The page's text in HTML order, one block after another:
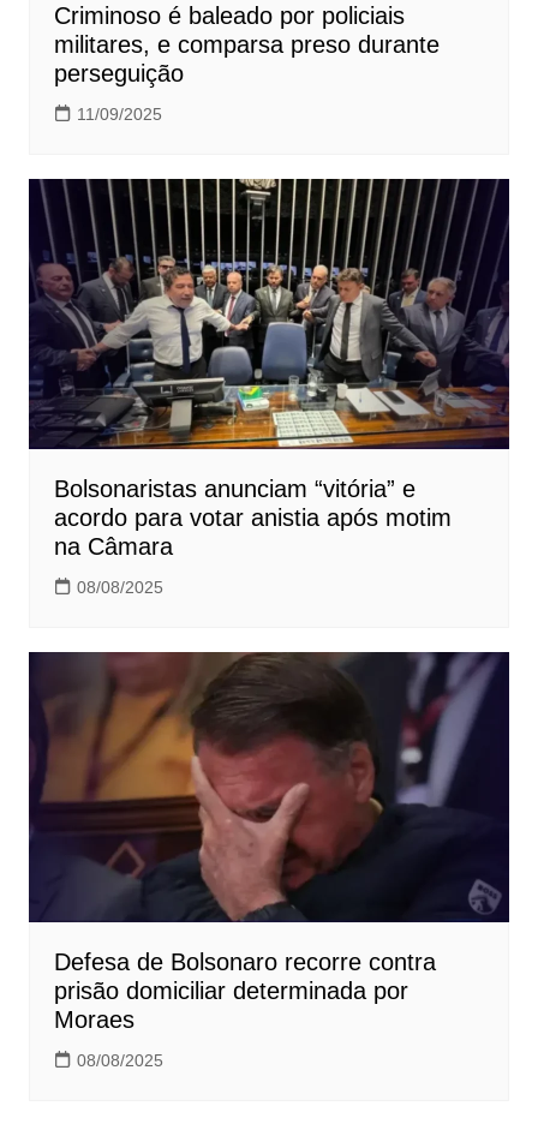
Criminoso é baleado por policiais
militares, e comparsa preso durante
perseguição
11/09/2025
Bolsonaristas anunciam “vitória” e
acordo para votar anistia após motim
na Câmara
08/08/2025
Defesa de Bolsonaro recorre contra
prisão domiciliar determinada por
Moraes
08/08/2025